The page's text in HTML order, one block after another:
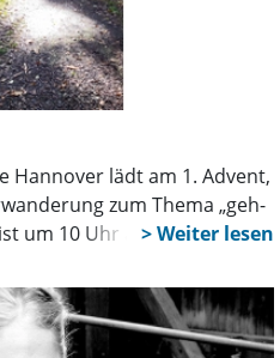
Hannover lädt am 1. Advent,
zum Thema „geh-
um 10 Uhr am Torhaus des
Gudrun Laqua
Kilometer langen
den Loccumer Wald. Dem
aus dem Weg ge-hen und